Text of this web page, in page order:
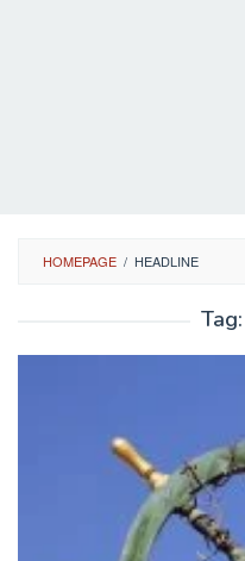
HOMEPAGE / HEADLINE
Tag: